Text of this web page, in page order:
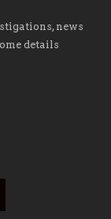
news
details